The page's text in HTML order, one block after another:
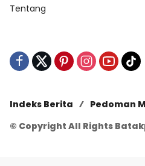
Tentang
Indeks Berita
Pedoman
© Copyright All Rights